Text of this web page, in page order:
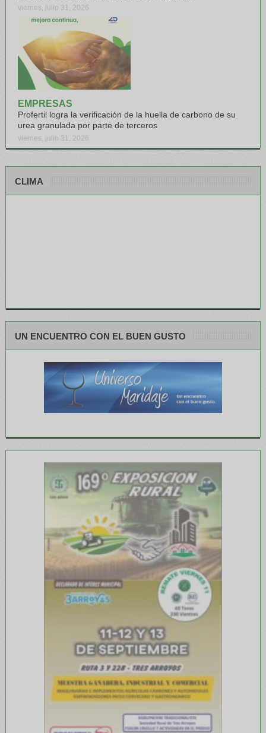
viernes, julio 31, 2026
EMPRESAS
Profertil logra la verificación de la huella de carbono de su
urea granulada por parte de terceros
viernes, julio 31, 2026
CLIMA
UN ENCUENTRO CON EL BUEN GUSTO